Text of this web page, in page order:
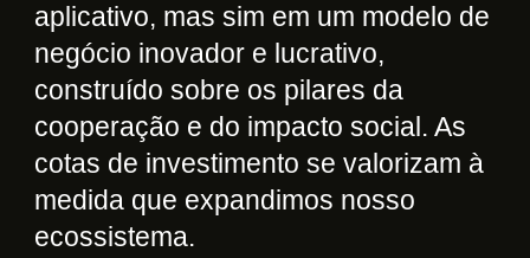
aplicativo, mas sim em um modelo de
negócio inovador e lucrativo,
construído sobre os pilares da
cooperação e do impacto social. As
cotas de investimento se valorizam à
medida que expandimos nosso
ecossistema.